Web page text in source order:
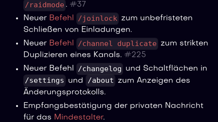
/raidmode . #37
Neuer Befehl /joinlock zum unbefristeten
Schließen von Einladungen.
Neuer Befehl /channel duplicate zum strikten
Duplizieren eines Kanals. #225
Neuer Befehl
/changelog und Schaltflächen in
/settings und /about zum Anzeigen des
Änderungsprotokolls.
Empfangsbestätigung der privaten Nachricht
für das Mindestalter.